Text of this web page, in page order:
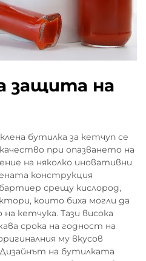
защита на
бутилка за кетчуп се
при опазването на
на няколко иновативни
конструкция
срещу кислород,
които биха могли да
кетчука. Тази висока
срока на годност на
му вкусов
на бутилката